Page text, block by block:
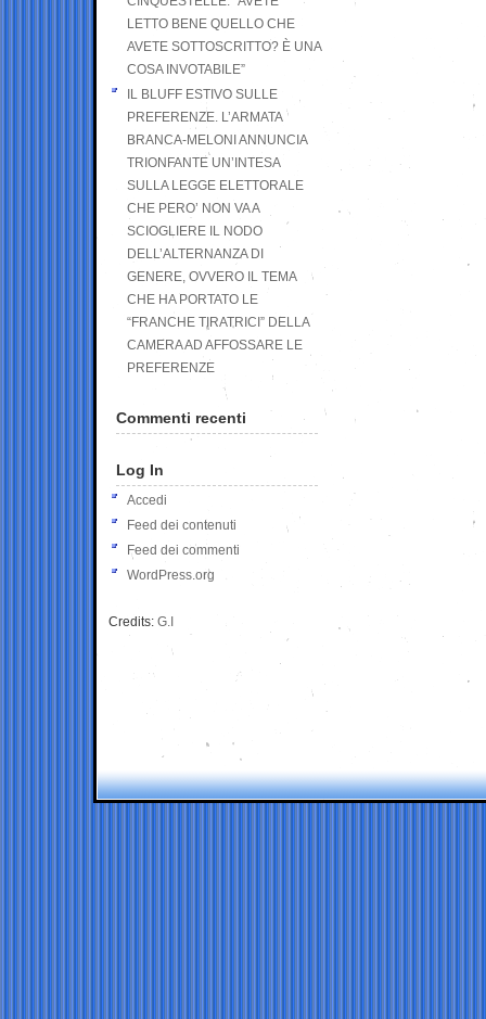
LETTO BENE QUELLO CHE
AVETE SOTTOSCRITTO? È UNA
COSA INVOTABILE”
IL BLUFF ESTIVO SULLE
PREFERENZE. L’ARMATA
BRANCA-MELONI ANNUNCIA
TRIONFANTE UN’INTESA
SULLA LEGGE ELETTORALE
CHE PERO’ NON VA A
SCIOGLIERE IL NODO
DELL’ALTERNANZA DI
GENERE, OVVERO IL TEMA
CHE HA PORTATO LE
“FRANCHE TIRATRICI” DELLA
CAMERA AD AFFOSSARE LE
PREFERENZE
Commenti recenti
Log In
Accedi
Feed dei contenuti
Feed dei commenti
WordPress.org
Credits: G.I